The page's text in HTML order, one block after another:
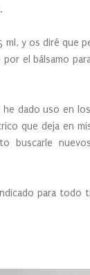
ml, y os diré que
el bálsamo
dado uso en
que deja en
buscarle
para todo